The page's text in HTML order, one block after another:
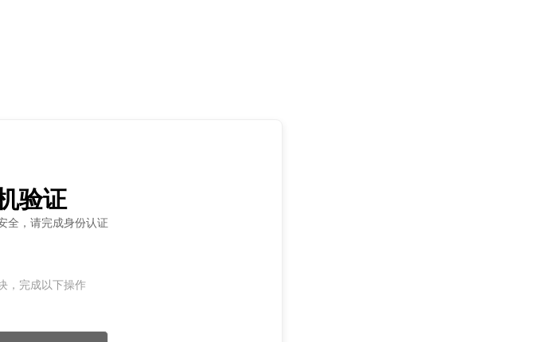
验证
全，请完成身份认证
，完成以下操作